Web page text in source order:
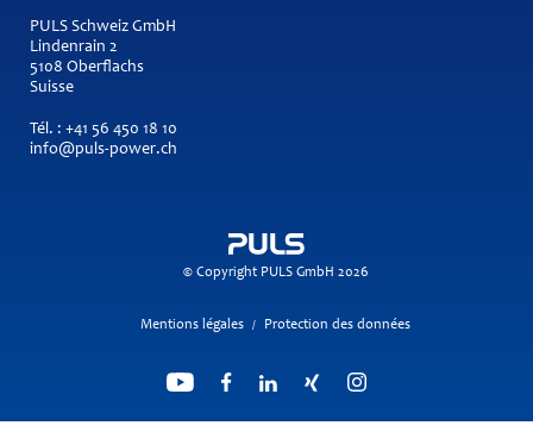
PULS Schweiz GmbH
Lindenrain 2
5108 Oberflachs
Suisse
Tél. : +41 56 450 18 10
info@puls-power.ch
© Copyright PULS GmbH 2026
Mentions légales / Protection des données